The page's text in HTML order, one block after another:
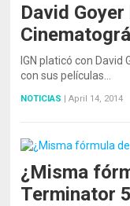
David
IGN platicó con
con sus películas…
NOTICIAS | April 14, 2014
¿Misma
Terminator